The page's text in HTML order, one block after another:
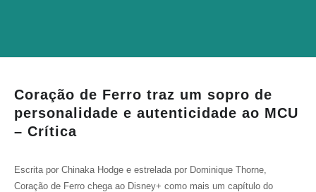
Coração de Ferro traz um sopro de
personalidade e autenticidade ao MCU
– Crítica
Escrita por Chinaka Hodge e estrelada por Dominique Thorne,
Coração de Ferro chega ao Disney+ como mais um capítulo do